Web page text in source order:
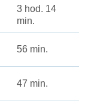
3 hod. 14
min.
56 min.
47 min.